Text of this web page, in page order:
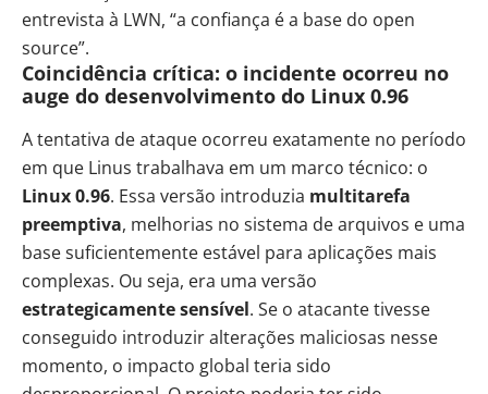
entrevista à LWN, “a confiança é a base do open
source”.
Coincidência crítica: o incidente ocorreu no
auge do desenvolvimento do Linux 0.96
A tentativa de ataque ocorreu exatamente no período
em que Linus trabalhava em um marco técnico: o
Linux 0.96. Essa versão introduzia multitarefa
preemptiva, melhorias no sistema de arquivos e uma
base suficientemente estável para aplicações mais
complexas. Ou seja, era uma versão
estrategicamente sensível. Se o atacante tivesse
conseguido introduzir alterações maliciosas nesse
momento, o impacto global teria sido